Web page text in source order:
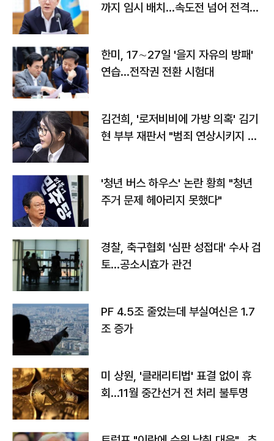
까지 임시 배치…속도전 넘어 전격
한미, 17∼27일 '을지 자유의 방패'
연습…전작권 전환 시험대
김건희, '로저비비에 가방 의혹' 김기
현 부부 재판서 "범죄 연상시키지 말
'청년 버스 하우스' 논란 황희 "청년
주거 문제 헤아리지 못했다"
경찰, 축구협회 '심판 성접대' 수사 검
토…공소시효가 관건
PF 4.5조 줄었는데 부실여신은 1.7
조 증가
미 상원, '클래리티법' 표결 없이 휴
회…11월 중간선거 전 처리 불투명